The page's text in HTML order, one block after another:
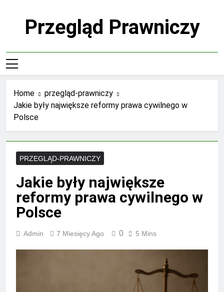
Przegląd Prawniczy
Home
przegląd-prawniczy
Jakie były największe reformy prawa cywilnego w
Polsce
PRZEGLĄD-PRAWNICZY
Jakie były największe
reformy prawa cywilnego w
Polsce
Admin 7 Miesięcy Ago 0 5 Mins